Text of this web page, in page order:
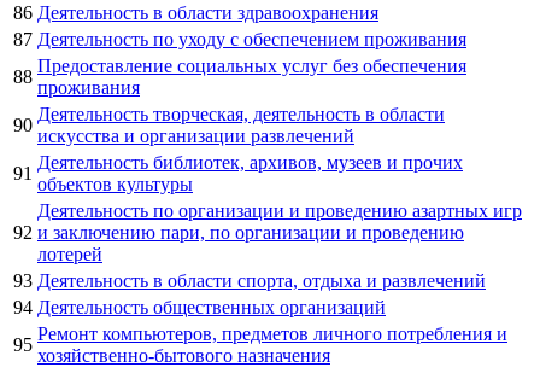
86 Деятельность в области здравоохранения
87 Деятельность по уходу с обеспечением проживания
88
Предоставление социальных услуг без обеспечения
проживания
90
Деятельность творческая, деятельность в области
искусства и организации развлечений
91
Деятельность библиотек, архивов, музеев и прочих
объектов культуры
92
Деятельность по организации и проведению азартных игр
и заключению пари, по организации и проведению
лотерей
93 Деятельность в области спорта, отдыха и развлечений
94 Деятельность общественных организаций
95
Ремонт компьютеров, предметов личного потребления и
хозяйственно-бытового назначения